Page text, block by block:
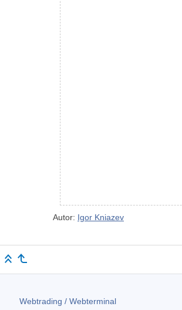
Autor: Igor Kniazev
Webtrading / Webterminal